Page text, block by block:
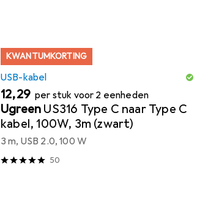
KWANTUMKORTING
USB-kabel
EUR
12,29 per stuk voor 2 eenheden
Ugreen US316 Type C naar Type C
kabel, 100W, 3m (zwart)
3 m, USB 2.0, 100 W
50